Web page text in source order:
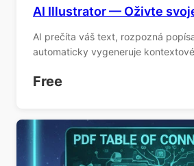
AI Illustrator — Oživte
AI prečíta váš text, rozpozná
automaticky vygeneruje
Free